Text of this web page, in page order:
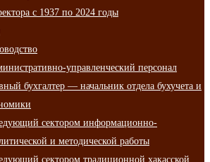
с 1937 по 2024 годы
управленческий персонал
бухгалтер — начальник отдела бухучета и
сектором информационно-
и методической работы
сектором традиционной хакасской